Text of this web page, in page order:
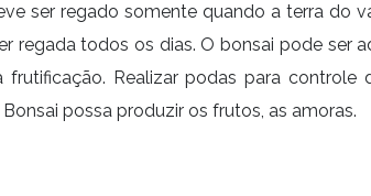
ser regado somente quando a terra do
regada todos os dias. O bonsai pode
Realizar podas para
possa produzir os frutos, as amoras.